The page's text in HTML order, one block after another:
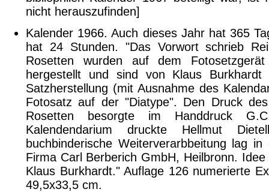
nicht herauszufinden]
Kalender 1966. Auch dieses Jahr hat 365
hat 24 Stunden. "Das Vorwort schrieb
Rosetten wurden auf dem Fotosetzgerät
hergestellt und sind von Klaus Burkhardt
Satzherstellung (mit Ausnahme des
Fotosatz auf der "Diatype". Den Druck
Rosetten besorgte im Handdruck
Kalendendarium druckte Hellmut
buchbinderische Weiterverarbbeitung lag
Firma Carl Berberich GmbH, Heilbronn.
Klaus Burkhardt." Auflage 126 numerierte
49,5x33,5 cm.